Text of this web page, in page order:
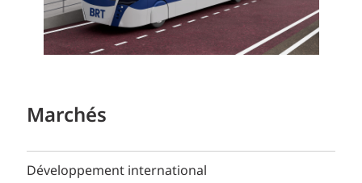
Marchés
Développement international